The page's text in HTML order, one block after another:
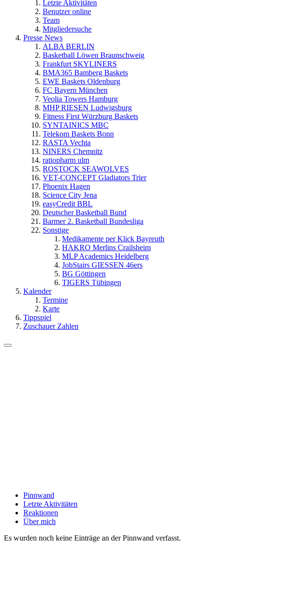
Letzte Aktivitäten
Benutzer online
Team
Mitgliedersuche
Presse News
ALBA BERLIN
Basketball Löwen Braunschweig
Frankfurt SKYLINERS
BMA365 Bamberg Baskets
EWE Baskets Oldenburg
FC Bayern München
Veolia Towers Hamburg
MHP RIESEN Ludwigsburg
Fitness First Würzburg Baskets
SYNTAINICS MBC
Telekom Baskets Bonn
RASTA Vechta
NINERS Chemnitz
ratiopharm ulm
ROSTOCK SEAWOLVES
VET-CONCEPT Gladiators Trier
Phoenix Hagen
Science City Jena
easyCredit BBL
Deutscher Basketball Bund
Barmer 2. Basketball Bundesliga
Sonstige
Medikamente per Klick Bayreuth
HAKRO Merlins Crailsheim
MLP Academics Heidelberg
JobStairs GIESSEN 46ers
BG Göttingen
TIGERS Tübingen
Kalender
Termine
Karte
Tippspiel
Zuschauer Zahlen
Pinnwand
Letzte Aktivitäten
Reaktionen
Über mich
Es wurden noch keine Einträge an der Pinnwand verfasst.